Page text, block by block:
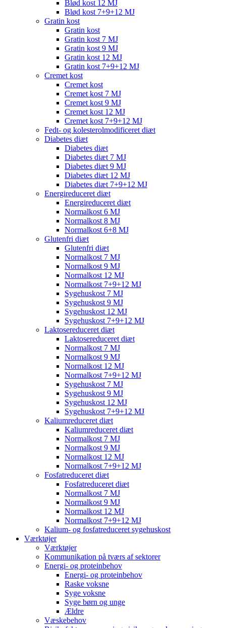
Blød kost 12 MJ
Blød kost 7+9+12 MJ
Gratin kost
Gratin kost
Gratin kost 7 MJ
Gratin kost 9 MJ
Gratin kost 12 MJ
Gratin kost 7+9+12 MJ
Cremet kost
Cremet kost
Cremet kost 7 MJ
Cremet kost 9 MJ
Cremet kost 12 MJ
Cremet kost 7+9+12 MJ
Fedt- og kolesterolmodificeret diæt
Diabetes diæt
Diabetes diæt
Diabetes diæt 7 MJ
Diabetes diæt 9 MJ
Diabetes diæt 12 MJ
Diabetes diæt 7+9+12 MJ
Energireduceret diæt
Energireduceret diæt
Normalkost 6 MJ
Normalkost 8 MJ
Normalkost 6+8 MJ
Glutenfri diæt
Glutenfri diæt
Normalkost 7 MJ
Normalkost 9 MJ
Normalkost 12 MJ
Normalkost 7+9+12 MJ
Sygehuskost 7 MJ
Sygehuskost 9 MJ
Sygehuskost 12 MJ
Sygehuskost 7+9+12 MJ
Laktosereduceret diæt
Laktosereduceret diæt
Normalkost 7 MJ
Normalkost 9 MJ
Normalkost 12 MJ
Normalkost 7+9+12 MJ
Sygehuskost 7 MJ
Sygehuskost 9 MJ
Sygehuskost 12 MJ
Sygehuskost 7+9+12 MJ
Kaliumreduceret diæt
Kaliumreduceret diæt
Normalkost 7 MJ
Normalkost 9 MJ
Normalkost 12 MJ
Normalkost 7+9+12 MJ
Fosfatreduceret diæt
Fosfatreduceret diæt
Normalkost 7 MJ
Normalkost 9 MJ
Normalkost 12 MJ
Normalkost 7+9+12 MJ
Kalium- og fosfatreduceret sygehuskost
Værktøjer
Værktøjer
Kommunikation på tværs af sektorer
Energi- og proteinbehov
Energi- og proteinbehov
Raske voksne
Syge voksne
Syge børn og unge
Ældre
Væskebehov